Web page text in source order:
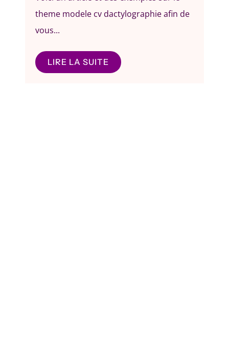
theme modele cv dactylographie afin de
vous...
LIRE LA SUITE